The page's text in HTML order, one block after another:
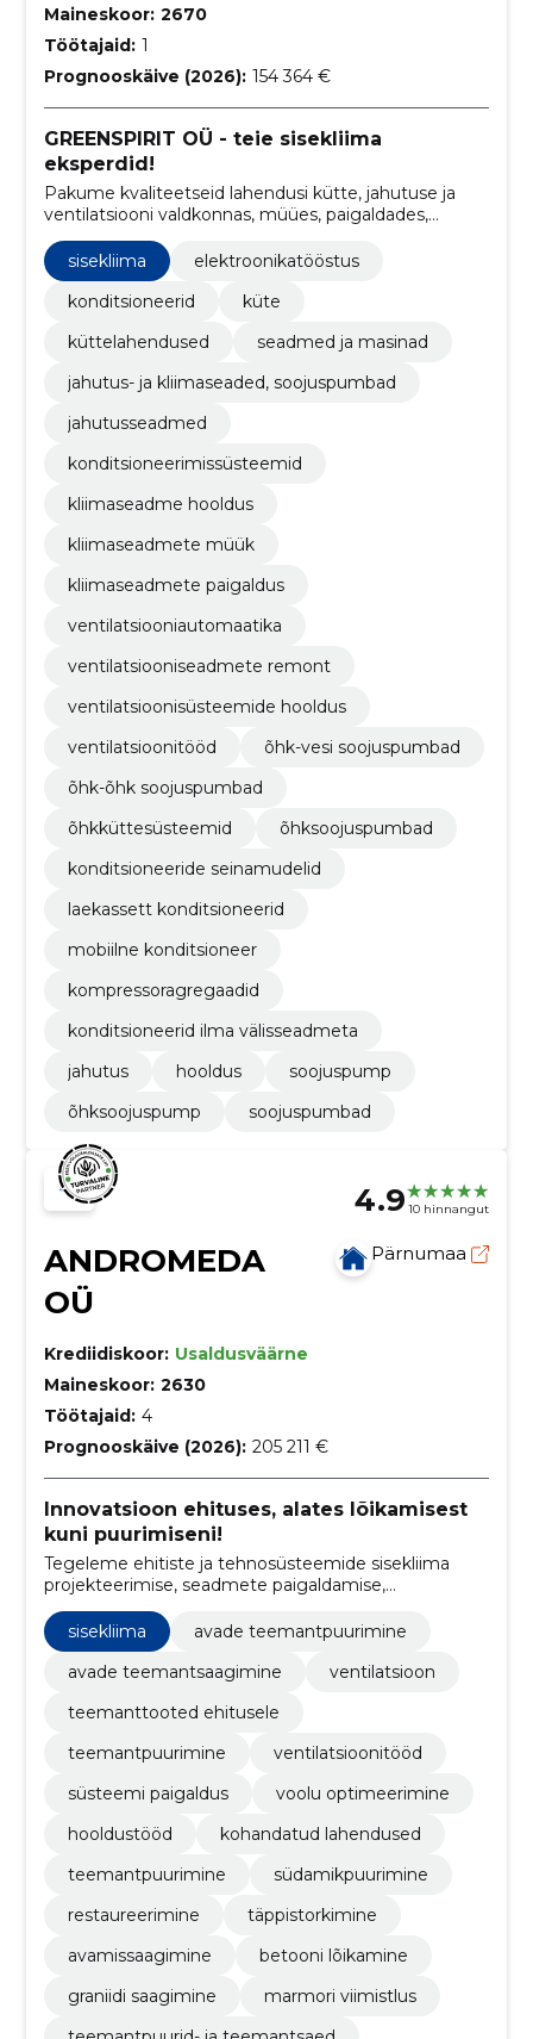
Maineskoor: 2670
Töötajaid: 1
Prognooskäive (2026): 154 364 €
GREENSPIRIT OÜ - teie sisekliima
eksperdid!
Pakume kvaliteetseid lahendusi kütte, jahutuse ja
ventilatsiooni valdkonnas, müües, paigaldades,
hooldades ja remontides õhk-vesi ja
õhksoojuspumpasid, konditsioneere ja
ventilatsiooniseadmeid.
sisekliima
elektroonikatööstus
konditsioneerid
küte
küttelahendused
seadmed ja masinad
jahutus- ja kliimaseaded, soojuspumbad
jahutusseadmed
konditsioneerimissüsteemid
kliimaseadme hooldus
kliimaseadmete müük
kliimaseadmete paigaldus
ventilatsiooniautomaatika
ventilatsiooniseadmete remont
ventilatsioonisüsteemide hooldus
ventilatsioonitööd
õhk-vesi soojuspumbad
õhk-õhk soojuspumbad
õhkküttesüsteemid
õhksoojuspumbad
konditsioneeride seinamudelid
laekassett konditsioneerid
mobiilne konditsioneer
kompressoragregaadid
konditsioneerid ilma välisseadmeta
jahutus
hooldus
soojuspump
õhksoojuspump
soojuspumbad
4.9 10 hinnangut
ANDROMEDA
OÜ
Pärnumaa
Krediidiskoor: Usaldusväärne
Maineskoor: 2630
Töötajaid: 4
Prognooskäive (2026): 205 211 €
Innovatsioon ehituses, alates lõikamisest
kuni puurimiseni!
Tegeleme ehitiste ja tehnosüsteemide sisekliima
projekteerimise, seadmete paigaldamise,
teemantpuurimise ja teemantsaagimise ning
ventilatsioonitööde teostamisega.
sisekliima
avade teemantpuurimine
avade teemantsaagimine
ventilatsioon
teemanttooted ehitusele
teemantpuurimine
ventilatsioonitööd
süsteemi paigaldus
voolu optimeerimine
hooldustööd
kohandatud lahendused
teemantpuurimine
südamikpuurimine
restaureerimine
täppistorkimine
avamissaagimine
betooni lõikamine
graniidi saagimine
marmori viimistlus